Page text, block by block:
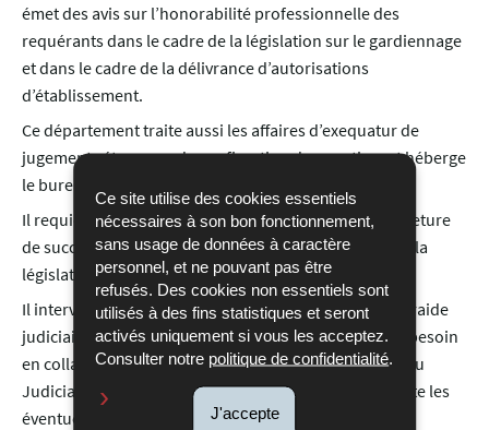
Ce site utilise des cookies essentiels
nécessaires à son bon fonctionnement,
sans usage de données à caractère
personnel, et ne pouvant pas être
refusés. Des cookies non essentiels sont
utilisés à des fins statistiques et seront
activés uniquement si vous les acceptez.
Consulter notre politique de confidentialité
J'accepte
émet des avis sur l’honorabilité professionnelle des
requérants dans le cadre de la législation sur le gardiennage
et dans le cadre de la délivrance d’autorisations
d’établissement.
Ce département traite aussi les affaires d’exequatur de
jugements étrangers de confiscation de pays tiers et héberge
le bureau de recouvrement des avoirs.
Il requiert la mise en liquidation de sociétés et la fermeture
de succursales de sociétés étrangères contrevenant à la
législation luxembourgeoise.
Il intervient aussi dans le traitement des affaires d’entraide
judiciaire internationale en matière pénale et ceci au besoin
en collaboration notamment avec Eurojust et le Réseau
Judiciaire Européen. Le parquet traite dans ce contexte les
éventuels recours introduits en la matière.